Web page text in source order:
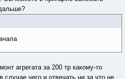
агрегата за 200 тр какому-то
чего и отвечать ни за что не